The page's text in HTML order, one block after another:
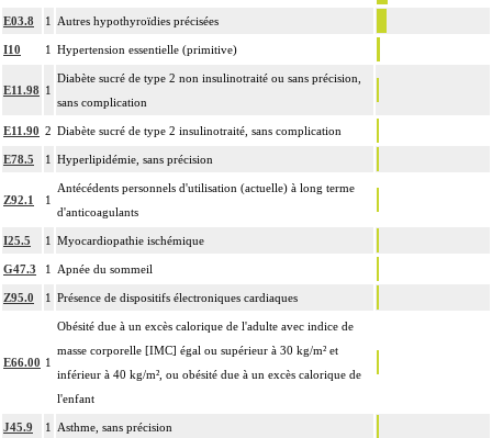
E03.8 1 Autres hypothyroïdies précisées
I10 1 Hypertension essentielle (primitive)
E11.98 1
Diabète sucré de type 2 non insulinotraité ou sans précision,
sans complication
E11.90 2 Diabète sucré de type 2 insulinotraité, sans complication
E78.5 1 Hyperlipidémie, sans précision
Z92.1 1
Antécédents personnels d'utilisation (actuelle) à long terme
d'anticoagulants
I25.5 1 Myocardiopathie ischémique
G47.3 1 Apnée du sommeil
Z95.0 1 Présence de dispositifs électroniques cardiaques
E66.00 1
Obésité due à un excès calorique de l'adulte avec indice de
masse corporelle [IMC] égal ou supérieur à 30 kg/m² et
inférieur à 40 kg/m², ou obésité due à un excès calorique de
l'enfant
J45.9 1 Asthme, sans précision